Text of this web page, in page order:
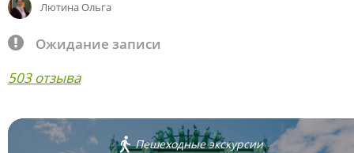
Лютина Ольга
Ожидание записи
503 отзыва
Пешеходные экскурсии